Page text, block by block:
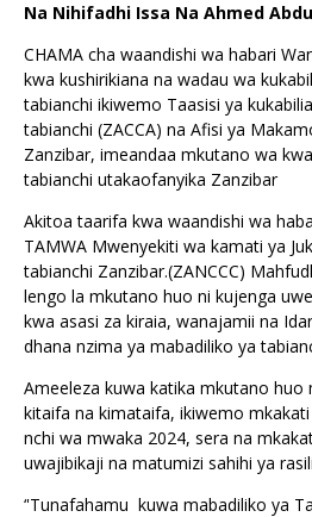
Na Nihifadhi Issa Na Ahmed
CHAMA cha waandishi wa habari
kwa kushirikiana na wadau wa
tabianchi ikiwemo Taasisi ya
tabianchi (ZACCA) na Afisi ya
Zanzibar, imeandaa mkutano wa
tabianchi utakaofanyika Zanzibar
Akitoa taarifa kwa waandishi wa
TAMWA Mwenyekiti wa kamati ya
tabianchi Zanzibar.(ZANCCC)
lengo la mkutano huo ni kujenga
kwa asasi za kiraia, wanajamii na
dhana nzima ya mabadiliko ya
Ameeleza kuwa katika mkutano huo
kitaifa na kimataifa, ikiwemo
nchi wa mwaka 2024, sera na
uwajibikaji na matumizi sahihi ya
‘'Tunafahamu kuwa mabadiliko ya